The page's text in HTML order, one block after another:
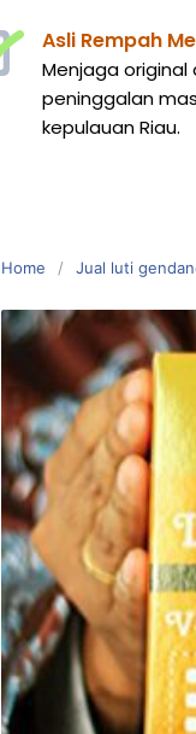
Asli Rempah
Menjaga
peninggalan
kepulauan Riau.
Home Jual luti